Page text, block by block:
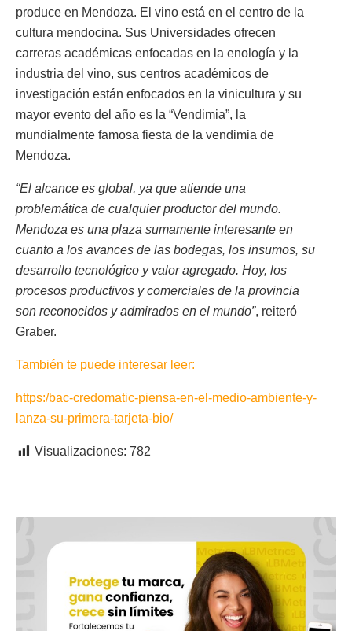
produce en Mendoza. El vino está en el centro de la
cultura mendocina. Sus Universidades ofrecen
carreras académicas enfocadas en la enología y la
industria del vino, sus centros académicos de
investigación están enfocados en la vinicultura y su
mayor evento del año es la “Vendimia”, la
mundialmente famosa fiesta de la vendimia de
Mendoza.
“El alcance es global, ya que atiende una
problemática de cualquier productor del mundo.
Mendoza es una plaza sumamente interesante en
cuanto a los avances de las bodegas, los insumos, su
desarrollo tecnológico y valor agregado. Hoy, los
procesos productivos y comerciales de la provincia
son reconocidos y admirados en el mundo”, reiteró
Graber.
También te puede interesar leer:
https:/bac-credomatic-piensa-en-el-medio-ambiente-y-
lanza-su-primera-tarjeta-bio/
Visualizaciones: 782